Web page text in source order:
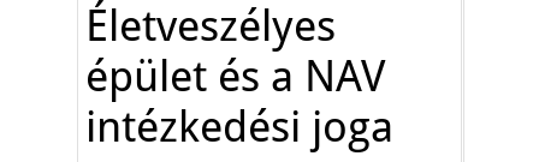
Életveszélyes
épület és a NAV
intézkedési joga